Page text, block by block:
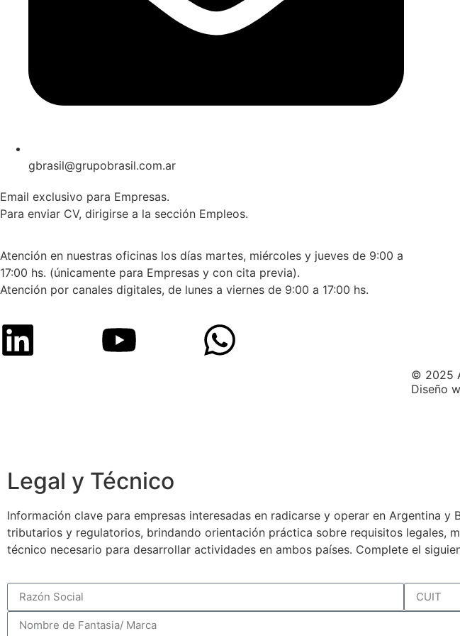
gbrasil@grupobrasil.com.ar
Email exclusivo para Empresas.
Para enviar CV, dirigirse a la sección Empleos.
Atención en nuestras oficinas los días martes, miércoles y jueves de 9:00 a
17:00 hs. (únicamente para Empresas y con cita previa).
Atención por canales digitales, de lunes a viernes de 9:00 a 17:00 hs.
© 2025
Diseño
Legal y Técnico
Información clave para empresas interesadas en radicarse y operar en Argentina y
tributarios y regulatorios, brindando orientación práctica sobre requisitos legales,
técnico necesario para desarrollar actividades en ambos países. Complete el